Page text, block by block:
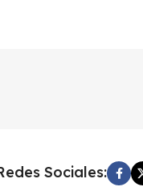
Sociales: